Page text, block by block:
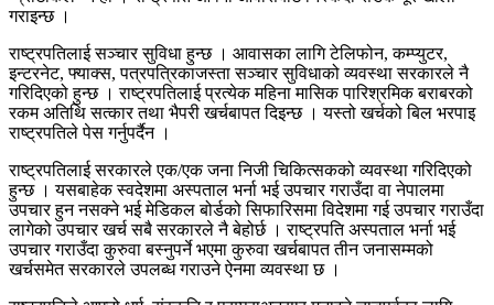
गराइन्छ ।
राष्ट्रपतिलाई सञ्चार सुविधा हुन्छ । आवासका लागि टेलिफोन, कम्प्युटर,
इन्टरनेट, फ्याक्स, पत्रपत्रिकाजस्ता सञ्चार सुविधाको व्यवस्था सरकारले नै
गरिदिएको हुन्छ । राष्ट्रपतिलाई प्रत्येक महिना मासिक पारिश्रमिक बराबरको
रकम अतिथि सत्कार तथा भैपरी खर्चबापत दिइन्छ । यस्तो खर्चको बिल भरपाइ
राष्ट्रपतिले पेस गर्नुपर्दैन ।
राष्ट्रपतिलाई सरकारले एक/एक जना निजी चिकित्सकको व्यवस्था गरिदिएको
हुन्छ । यसबाहेक स्वदेशमा अस्पताल भर्ना भई उपचार गराउँदा वा नेपालमा
उपचार हुन नसक्ने भई मेडिकल बोर्डको सिफारिसमा विदेशमा गई उपचार गराउँदा
लागेको उपचार खर्च सबै सरकारले नै बेहोर्छ । राष्ट्रपति अस्पताल भर्ना भई
उपचार गराउँदा कुरुवा बस्नुपर्ने भएमा कुरुवा खर्चबापत तीन जनासम्मको
खर्चसमेत सरकारले उपलब्ध गराउने ऐनमा व्यवस्था छ ।